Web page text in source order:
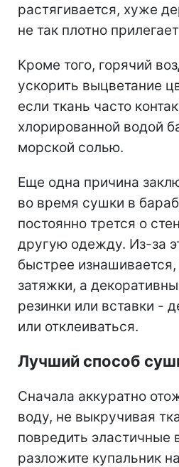
растягивается, хуже
не так плотно
Кроме того, горячий
ускорить выцветание
если ткань часто
хлорированной водой
морской солью.
Еще одна причина
во время сушки в
постоянно трется о
другую одежду. Из-за
быстрее
затяжки, а
резинки или вставки -
или отклеиваться.
Лучший способ
Сначала аккуратно
воду, не выкручивая
повредить эластичные
разложите купальник